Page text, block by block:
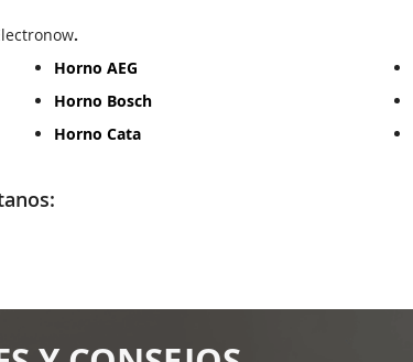
.
Horno AEG
Horno Bosch
Horno Cata